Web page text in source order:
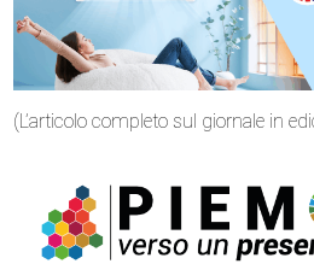
(L’articolo completo sul giornale in